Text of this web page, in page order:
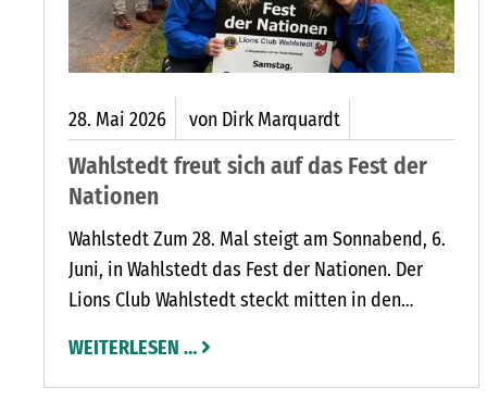
28. Mai 2026 von Dirk Marquardt
Wahlstedt freut sich auf das Fest der
Nationen
Wahlstedt Zum 28. Mal steigt am Sonnabend, 6.
Juni, in Wahlstedt das Fest der Nationen. Der
Lions Club Wahlstedt steckt mitten in den
Marktplatz.
WEITERLESEN …